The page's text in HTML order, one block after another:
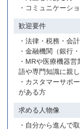
・コミュニケーシ
歓迎要件
・法律・税務・会
・金融機関（銀行
・MRや医療機器
語や専門知識に親し
・カスタマーサポ
がある方
求める人物像
・自分から進んで